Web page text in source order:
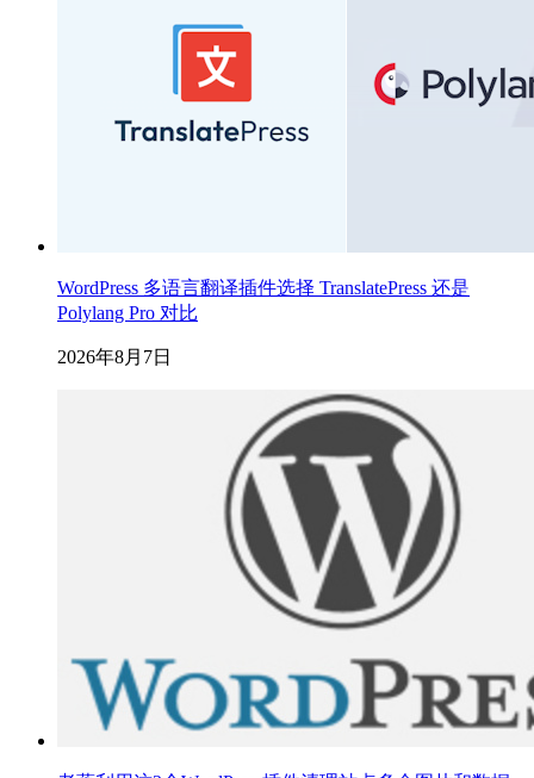
WordPress 多语言翻译插件选择 TranslatePress 还是
Polylang Pro 对比
2026年8月7日